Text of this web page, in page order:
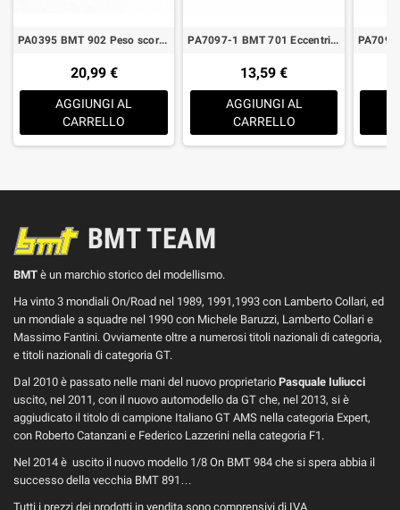
PA0395 BMT 902 Peso scorrevole anteriore
20,99 €
AGGIUNGI AL
CARRELLO
PA7097-1 BMT 701 Eccentrici barilotto anteriore +1 (2)
13,59 €
AGGIUNGI AL
CARRELLO
BMT TEAM
BMT è un marchio storico del modellismo.
Ha vinto 3 mondiali On/Road nel 1989, 1991,1993 con Lamberto Collari, ed
un mondiale a squadre nel 1990 con Michele Baruzzi, Lamberto Collari e
Massimo Fantini. Ovviamente oltre a numerosi titoli nazionali di categoria,
e titoli nazionali di categoria GT.
Dal 2010 è passato nelle mani del nuovo proprietario Pasquale Iuliucci
uscito, nel 2011, con il nuovo automodello da GT che, nel 2013, si è
aggiudicato il titolo di campione Italiano GT AMS nella categoria Expert,
con Roberto Catanzani e Federico Lazzerini nella categoria F1.
Nel 2014 è uscito il nuovo modello 1/8 On BMT 984 che si spera abbia il
successo della vecchia BMT 891…
Tutti i prezzi dei prodotti in vendita sono comprensivi di IVA